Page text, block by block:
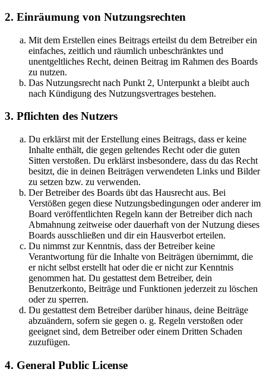
2. Einräumung von Nutzungsrechten
Mit dem Erstellen eines Beitrags erteilst du dem Betreiber ein
einfaches, zeitlich und räumlich unbeschränktes und
unentgeltliches Recht, deinen Beitrag im Rahmen des Boards
zu nutzen.
Das Nutzungsrecht nach Punkt 2, Unterpunkt a bleibt auch
nach Kündigung des Nutzungsvertrages bestehen.
3. Pflichten des Nutzers
Du erklärst mit der Erstellung eines Beitrags, dass er keine
Inhalte enthält, die gegen geltendes Recht oder die guten
Sitten verstoßen. Du erklärst insbesondere, dass du das Recht
besitzt, die in deinen Beiträgen verwendeten Links und Bilder
zu setzen bzw. zu verwenden.
Der Betreiber des Boards übt das Hausrecht aus. Bei
Verstößen gegen diese Nutzungsbedingungen oder anderer im
Board veröffentlichten Regeln kann der Betreiber dich nach
Abmahnung zeitweise oder dauerhaft von der Nutzung dieses
Boards ausschließen und dir ein Hausverbot erteilen.
Du nimmst zur Kenntnis, dass der Betreiber keine
Verantwortung für die Inhalte von Beiträgen übernimmt, die
er nicht selbst erstellt hat oder die er nicht zur Kenntnis
genommen hat. Du gestattest dem Betreiber, dein
Benutzerkonto, Beiträge und Funktionen jederzeit zu löschen
oder zu sperren.
Du gestattest dem Betreiber darüber hinaus, deine Beiträge
abzuändern, sofern sie gegen o. g. Regeln verstoßen oder
geeignet sind, dem Betreiber oder einem Dritten Schaden
zuzufügen.
4. General Public License